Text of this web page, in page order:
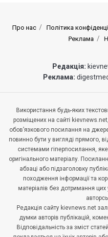
Про нас Політика
Реклама
Редакція:
Реклама:
Використання будь-яких
розміщених на сайті
обов’язкового посилання на
повинно бути у вигляді прямого,
системами гіперпосилання,
оригінального матеріалу.
абзаці або підзаголовку
походження інформації та
матеріалів без дотримання
Редакція сайту kievnews.net
думки авторів публікацій,
Відповідальність за зміст